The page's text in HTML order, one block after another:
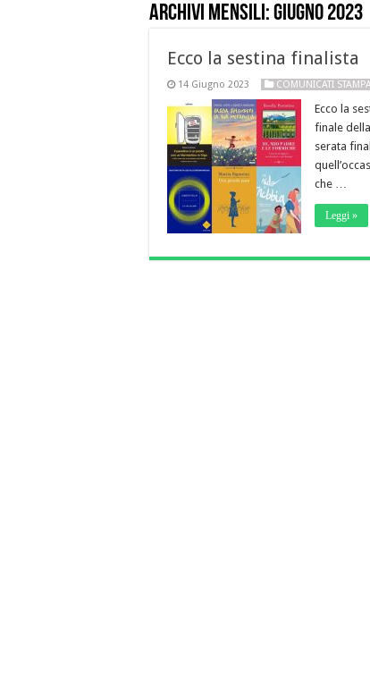
Archivi mensili:Giugno 2023
Ecco la sestina finalista
14 Giugno 2023 COMUNICATI
Ecco la
finale
serata
che …
Leggi »